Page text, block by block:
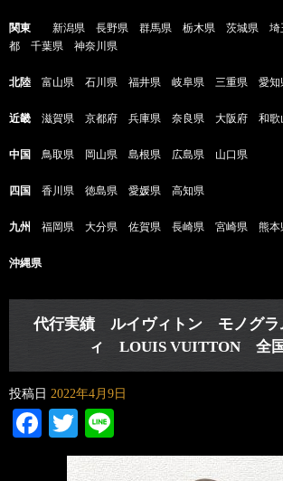
関東 新潟県 長野県 群馬県 栃木県 茨城県 埼
都 千葉県 神奈川県
北陸 富山県 石川県 福井県 岐阜県 三重県 愛知
近畿 滋賀県 京都府 兵庫県 奈良県 大阪府 和歌
中国 鳥取県 岡山県 島根県 広島県 山口県
四国 香川県 徳島県 愛媛県 高知県
九州 福岡県 大分県 佐賀県 長崎県 宮崎県 熊本
沖縄県
代行実績 ルイヴィトン モノグ
ィ LOUIS VUITTON 全
投稿日 2022年4月9日
Facebook
Twitter